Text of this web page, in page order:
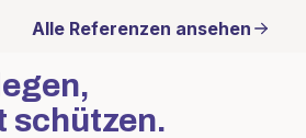
Alle Referenzen ansehen
schützen.